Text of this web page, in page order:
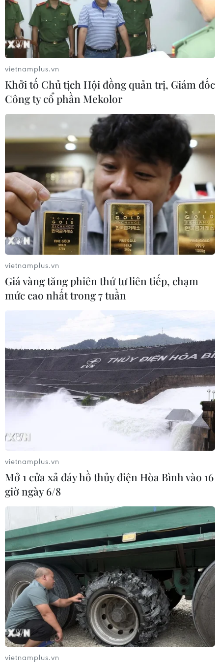
Thắt chặt tình hữu nghị sắt son giữa
các cựu chuyên gia quân sự Nga với
Việt Nam
06/08/2026 06:23
Anh công bố kết quả điều tra ban
đầu vụ đâm dao ở trung tâm London
06/08/2026 06:00
Ba Lan thảo luận việc thành lập căn
cứ quân sự thường trực với Mỹ
Liên hợp quốc: Xung đột Ukraine trải
qua tháng đẫm máu nhất
05/08/2026 23:47
Đức điều tra vụ UAV gắn thuốc nổ
xuất hiện tại sân bay
05/08/2026 23:43
vietnamplus.vn
Khởi tố Chủ tịch Hội đồng quản trị, Giám đốc
Công ty cổ phần Mekolor
vietnamplus.vn
Giá vàng tăng phiên thứ tư liên tiếp, chạm
mức cao nhất trong 7 tuần
vietnamplus.vn
Mở 1 cửa xả đáy hồ thủy điện Hòa Bình vào 16
giờ ngày 6/8
vietnamplus.vn